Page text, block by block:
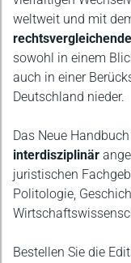
weltweit und mit
rechtsvergleichende
sowohl in einem
auch in einer
Deutschland nieder.
Das Neue
interdisziplinär
juristischen
Politologie,
Bestellen Sie die